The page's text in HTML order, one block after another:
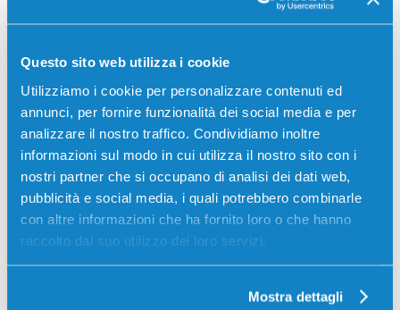
Questo sito web utilizza i cookie
Utilizziamo i cookie per personalizzare contenuti ed
annunci, per fornire funzionalità dei social media e per
analizzare il nostro traffico. Condividiamo inoltre
informazioni sul modo in cui utilizza il nostro sito con i
nostri partner che si occupano di analisi dei dati web,
pubblicità e social media, i quali potrebbero combinarle
con altre informazioni che ha fornito loro o che hanno
raccolto dal suo utilizzo dei loro servizi.
Mostra dettagli
giorni ore min
02
sec
Più acquisti, più risparmi:
Visita la pagina prodotto per
-5%